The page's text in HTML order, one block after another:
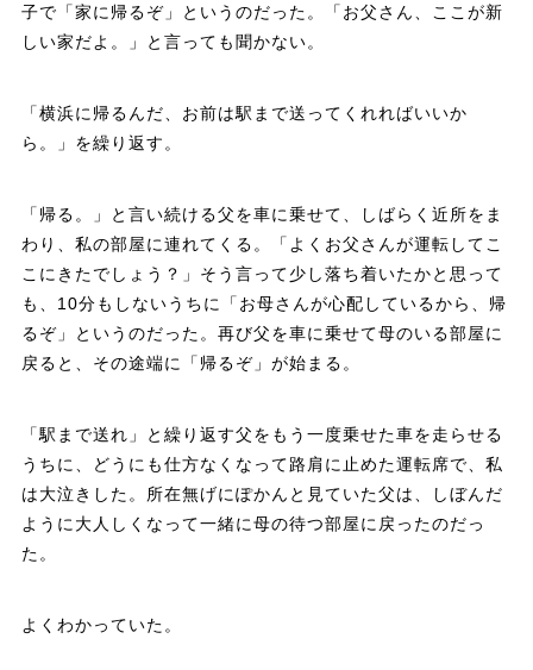
子で「家に帰るぞ」というのだった。「お父さん、ここが新
しい家だよ。」と言っても聞かない。
「横浜に帰るんだ、お前は駅まで送ってくれればいいか
ら。」を繰り返す。
「帰る。」と言い続ける父を車に乗せて、しばらく近所をま
わり、私の部屋に連れてくる。「よくお父さんが運転してこ
こにきたでしょう？」そう言って少し落ち着いたかと思って
も、10分もしないうちに「お母さんが心配しているから、帰
るぞ」というのだった。再び父を車に乗せて母のいる部屋に
戻ると、その途端に「帰るぞ」が始まる。
「駅まで送れ」と繰り返す父をもう一度乗せた車を走らせる
うちに、どうにも仕方なくなって路肩に止めた運転席で、私
は大泣きした。所在無げにぽかんと見ていた父は、しぼんだ
ように大人しくなって一緒に母の待つ部屋に戻ったのだっ
た。
よくわかっていた。